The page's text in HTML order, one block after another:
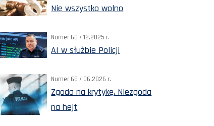
Nie wszystko wolno
Numer 60 / 12.2025 r.
AI w służbie Policji
Numer 66 / 06.2026 r.
Zgoda na krytykę. Niezgoda
na hejt